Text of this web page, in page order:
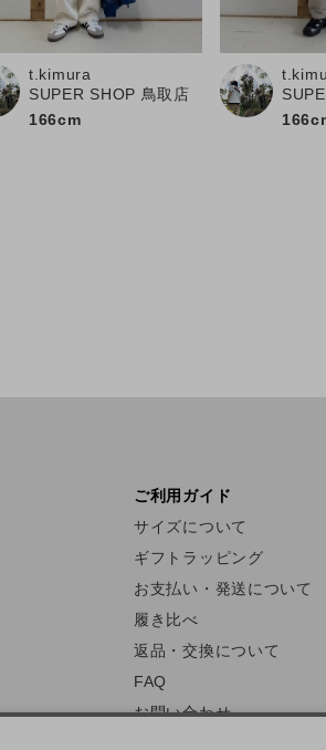
t.kimura
SUPER SHOP 鳥取店
166cm
ご利用ガイド
サイズについて
ギフトラッピング
お支払い・発送について
履き比べ
返品・交換について
FAQ
お問い合わせ